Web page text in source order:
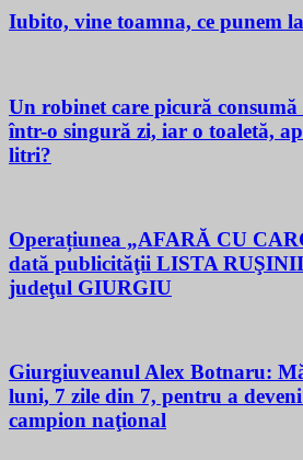
Iubito, vine toamna, ce punem
Un robinet care picură
într-o singură zi, iar o toaletă,
litri?
Operațiunea „AFARĂ CU
dată publicităţii LISTA
judeţul GIURGIU
Giurgiuveanul Alex Botnaru:
luni, 7 zile din 7, pentru a
campion naţional